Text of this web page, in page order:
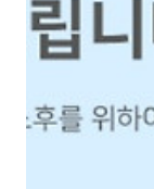
은 대리인의 지역화
도에 거주하고 있으